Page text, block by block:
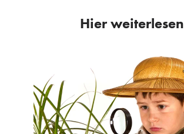
Hier weiterlesen